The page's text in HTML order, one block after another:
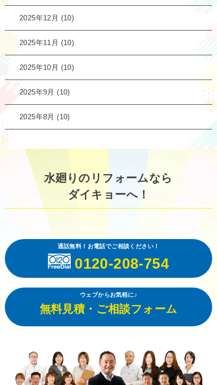
2025年12月 (10)
2025年11月 (10)
2025年10月 (10)
2025年9月 (10)
2025年8月 (10)
水廻りのリフォームなら
ダイキョーへ！
通話無料！お電話でご相談ください！
0120-208-754
ウェブからお気軽に♪
無料見積・ご相談フォーム